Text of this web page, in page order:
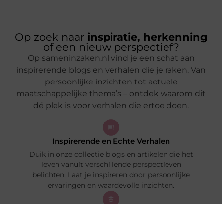
Op zoek naar inspiratie, herkenning
of een nieuw perspectief?
Op sameninzaken.nl vind je een schat aan
inspirerende blogs en verhalen die je raken. Van
persoonlijke inzichten tot actuele
maatschappelijke thema’s – ontdek waarom dit
dé plek is voor verhalen die ertoe doen.
Inspirerende en Echte Verhalen
Duik in onze collectie blogs en artikelen die het
leven vanuit verschillende perspectieven
belichten. Laat je inspireren door persoonlijke
ervaringen en waardevolle inzichten.